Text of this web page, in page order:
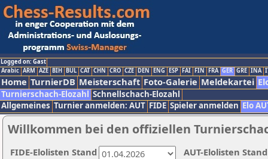
Logged on: Gast
Arabic ARM AZE BIH BUL CAT CHN CRO CZE DEN ENG ESP FAI FIN FRA GER GRE INA
Home TurnierDB Meisterschaft Foto-Galerie Meldekartei
Turnierschach-Elozahl Schnellschach-Elozahl
Allgemeines Turnier anmelden: AUT FIDE Spieler anmelden Elo
Willkommen bei den offiziellen
AUT-Elolisten
FIDE-Elolisten Stand